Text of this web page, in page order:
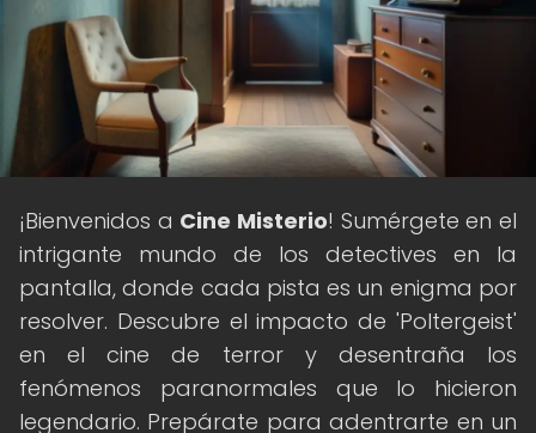
¡Bienvenidos a Cine Misterio! Sumérgete en el
intrigante mundo de los detectives en la
pantalla, donde cada pista es un enigma por
resolver. Descubre el impacto de 'Poltergeist'
en el cine de terror y desentraña los
fenómenos paranormales que lo hicieron
legendario. Prepárate para adentrarte en un